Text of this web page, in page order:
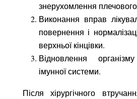
знерухомлення
Виконання вправ
повернення і
верхньої кінцівки.
Відновлення
імунної системи.
Після хірургічного